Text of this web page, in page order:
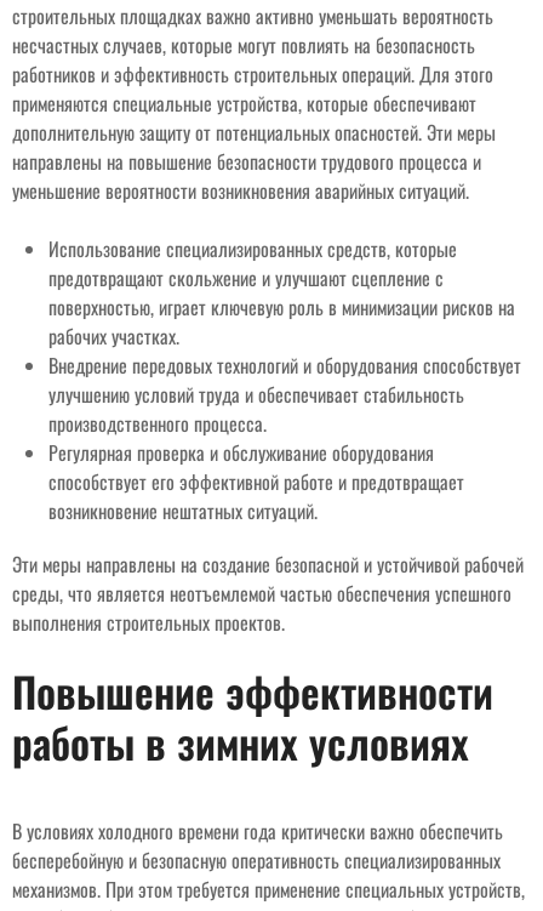
строительных площадках важно активно уменьшать вероятность
несчастных случаев, которые могут повлиять на безопасность
работников и эффективность строительных операций. Для этого
применяются специальные устройства, которые обеспечивают
дополнительную защиту от потенциальных опасностей. Эти меры
направлены на повышение безопасности трудового процесса и
уменьшение вероятности возникновения аварийных ситуаций.
Использование специализированных средств, которые
предотвращают скольжение и улучшают сцепление с
поверхностью, играет ключевую роль в минимизации рисков на
рабочих участках.
Внедрение передовых технологий и оборудования способствует
улучшению условий труда и обеспечивает стабильность
производственного процесса.
Регулярная проверка и обслуживание оборудования
способствует его эффективной работе и предотвращает
возникновение нештатных ситуаций.
Эти меры направлены на создание безопасной и устойчивой рабочей
среды, что является неотъемлемой частью обеспечения успешного
выполнения строительных проектов.
Повышение эффективности
работы в зимних условиях
В условиях холодного времени года критически важно обеспечить
бесперебойную и безопасную оперативность специализированных
механизмов. При этом требуется применение специальных устройств,